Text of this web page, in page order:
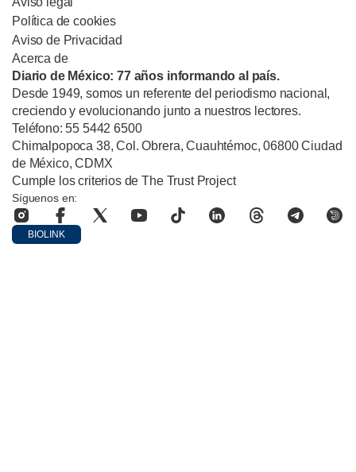
Política de cookies
Aviso de Privacidad
Acerca de
Diario de México: 77 años informando al país.
Desde 1949, somos un referente del periodismo nacional,
creciendo y evolucionando junto a nuestros lectores.
Teléfono: 55 5442 6500
Chimalpopoca 38, Col. Obrera, Cuauhtémoc, 06800 Ciudad
de México, CDMX
Cumple los criterios de The Trust Project
Síguenos en:
BIOLINK